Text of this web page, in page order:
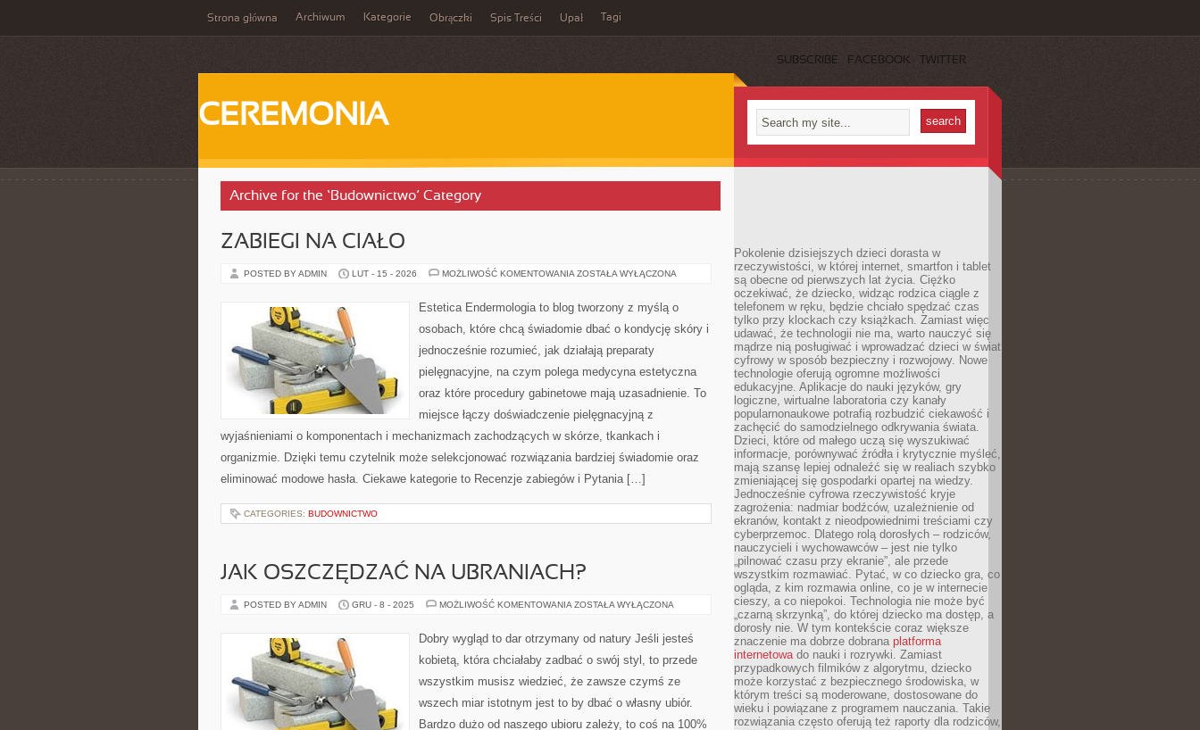
Strona główna Archiwum Kategorie Obrączki Spis Treści Upał Tagi
SUBSCRIBE FACEBOOK TWITTER
CEREMONIA
Archive for the ‘Budownictwo’ Category
ZABIEGI NA CIAŁO
POSTED BY ADMIN LUT - 15 - 2026 MOŻLIWOŚĆ KOMENTOWANIA ZABIEGI
ZOSTAŁA WYŁĄCZONA
Estetica Endermologia to blog tworzony z myślą o
osobach, które chcą świadomie dbać o kondycję skóry i
jednocześnie rozumieć, jak działają preparaty
pielęgnacyjne, na czym polega medycyna estetyczna
oraz które procedury gabinetowe mają uzasadnienie. To
miejsce łączy doświadczenie pielęgnacyjną z
wyjaśnieniami o komponentach i mechanizmach zachodzących w skórze, tkankach i
organizmie. Dzięki temu czytelnik może selekcjonować rozwiązania bardziej świadomie oraz
eliminować modowe hasła. Ciekawe kategorie to Recenzje zabiegów i Pytania […]
CATEGORIES: BUDOWNICTWO
JAK OSZCZĘDZAĆ NA UBRANIACH?
POSTED BY ADMIN GRU - 8 - 2025 MOŻLIWOŚĆ KOMENTOWANIA JAK
UBRANIACH?
ZOSTAŁA WYŁĄCZONA
Dobry wygląd to dar otrzymany od natury Jeśli jesteś
kobietą, która chciałaby zadbać o swój styl, to przede
wszystkim musisz wiedzieć, że zawsze czymś ze
wszech miar istotnym jest to by dbać o własny ubiór.
Bardzo dużo od naszego ubioru zależy, to coś na 100%
Pokolenie dzisiejszych dzieci dorasta w
rzeczywistości, w której internet, smartfon i tablet
są obecne od pierwszych lat życia. Ciężko
oczekiwać, że dziecko, widząc rodzica ciągle z
telefonem w ręku, będzie chciało spędzać czas
tylko przy klockach czy książkach. Zamiast więc
udawać, że technologii nie ma, warto nauczyć się
mądrze nią posługiwać i wprowadzać dzieci w świat
cyfrowy w sposób bezpieczny i rozwojowy. Nowe
technologie oferują ogromne możliwości
edukacyjne. Aplikacje do nauki języków, gry
logiczne, wirtualne laboratoria czy kanały
popularnonaukowe potrafią rozbudzić ciekawość i
zachęcić do samodzielnego odkrywania świata.
Dzieci, które od małego uczą się wyszukiwać
informacje, porównywać źródła i krytycznie myśleć,
mają szansę lepiej odnaleźć się w realiach szybko
zmieniającej się gospodarki opartej na wiedzy.
Jednocześnie cyfrowa rzeczywistość kryje
zagrożenia: nadmiar bodźców, uzależnienie od
ekranów, kontakt z nieodpowiednimi treściami czy
cyberprzemoc. Dlatego rolą dorosłych – rodziców,
nauczycieli i wychowawców – jest nie tylko
„pilnować czasu przy ekranie”, ale przede
wszystkim rozmawiać. Pytać, w co dziecko gra, co
ogląda, z kim rozmawia online, co je w internecie
cieszy, a co niepokoi. Technologia nie może być
„czarną skrzynką”, do której dziecko ma dostęp, a
dorosły nie. W tym kontekście coraz większe
znaczenie ma dobrze dobrana platforma
internetowado nauki i rozrywki. Zamiast
przypadkowych filmików z algorytmu, dziecko
może korzystać z bezpiecznego środowiska, w
którym treści są moderowane, dostosowane do
wieku i powiązane z programem nauczania. Takie
rozwiązania często oferują też raporty dla rodziców,